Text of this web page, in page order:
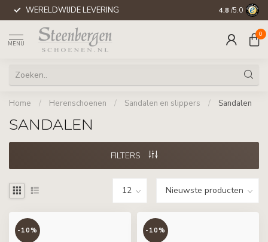
WERELDWIJDE LEVERING 4.8 /5.0
MENU
0
Home / Herenschoenen / Sandalen en slippers / Sandalen
SANDALEN
FILTERS
-10% -10%